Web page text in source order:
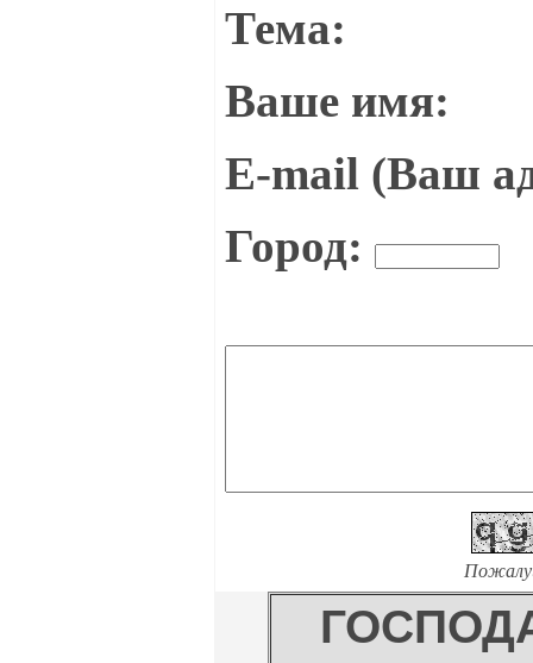
Тема:
Ваше имя:
E-mail (Ваш
Город: